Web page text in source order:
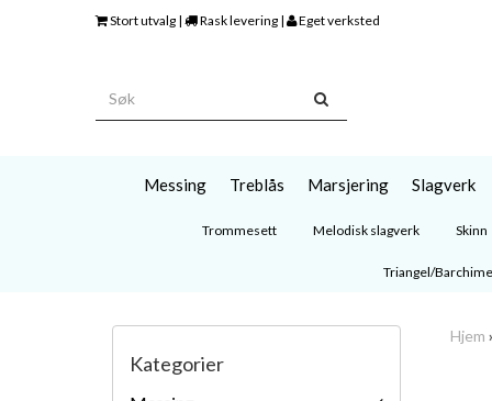
Stort utvalg | Rask levering | Eget verksted
Messing Treblås Marsjering Slagverk
Trommesett Melodisk slagverk Skinn
Triangel/
Kategorier
Hjem